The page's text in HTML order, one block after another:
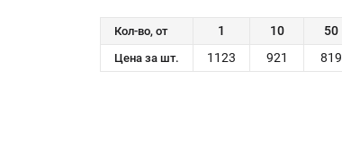
Кол-во, от 1 10 50
Цена за шт. 1123 921 819